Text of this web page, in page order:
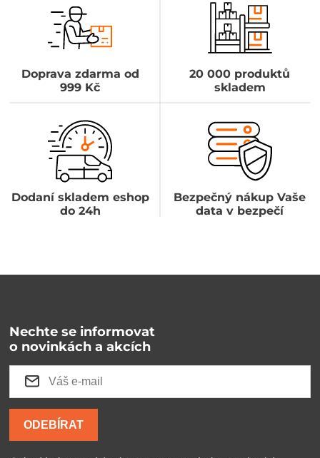
Doprava zdarma od
999 Kč
20 000 produktů
skladem
Dodaní skladem eshop
do 24h
Bezpečný nákup Vaše
data v bezpečí
Nechte se informovat
o novinkách a akcích
ODEBÍRAT